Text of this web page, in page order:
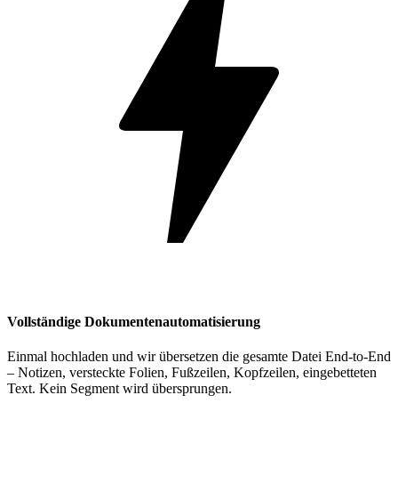
Vollständige Dokumentenautomatisierung
Einmal hochladen und wir übersetzen die gesamte Datei End-to-End
– Notizen, versteckte Folien, Fußzeilen, Kopfzeilen, eingebetteten
Text. Kein Segment wird übersprungen.